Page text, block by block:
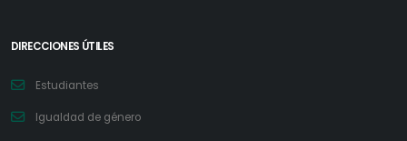
DIRECCIONES ÚTILES
Estudiantes
Igualdad de género